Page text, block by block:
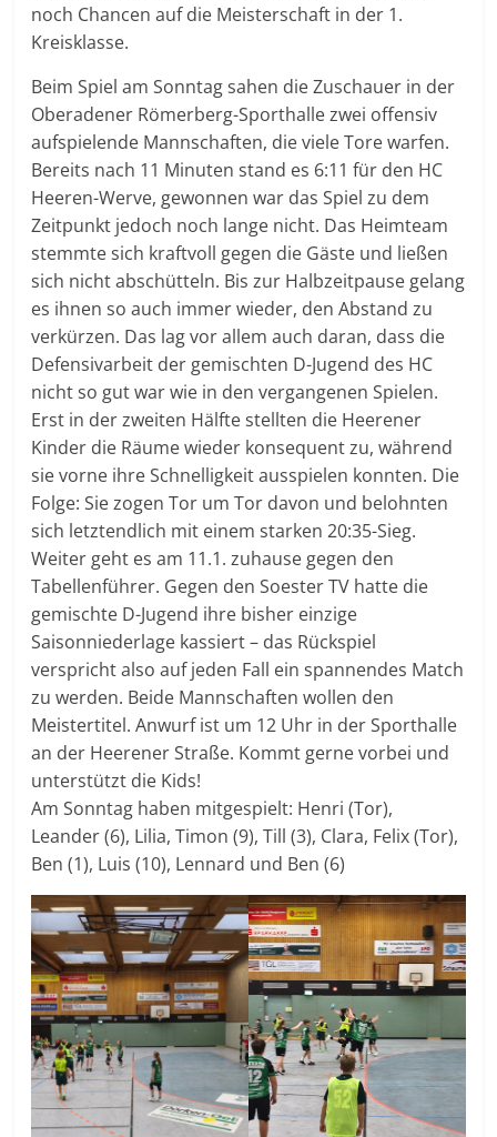
noch Chancen auf die Meisterschaft in der 1.
Kreisklasse.
Beim Spiel am Sonntag sahen die Zuschauer in der
Oberadener Römerberg-Sporthalle zwei offensiv
aufspielende Mannschaften, die viele Tore warfen.
Bereits nach 11 Minuten stand es 6:11 für den HC
Heeren-Werve, gewonnen war das Spiel zu dem
Zeitpunkt jedoch noch lange nicht. Das Heimteam
stemmte sich kraftvoll gegen die Gäste und ließen
sich nicht abschütteln. Bis zur Halbzeitpause gelang
es ihnen so auch immer wieder, den Abstand zu
verkürzen. Das lag vor allem auch daran, dass die
Defensivarbeit der gemischten D-Jugend des HC
nicht so gut war wie in den vergangenen Spielen.
Erst in der zweiten Hälfte stellten die Heerener
Kinder die Räume wieder konsequent zu, während
sie vorne ihre Schnelligkeit ausspielen konnten. Die
Folge: Sie zogen Tor um Tor davon und belohnten
sich letztendlich mit einem starken 20:35-Sieg.
Weiter geht es am 11.1. zuhause gegen den
Tabellenführer. Gegen den Soester TV hatte die
gemischte D-Jugend ihre bisher einzige
Saisonniederlage kassiert – das Rückspiel
verspricht also auf jeden Fall ein spannendes Match
zu werden. Beide Mannschaften wollen den
Meistertitel. Anwurf ist um 12 Uhr in der Sporthalle
an der Heerener Straße. Kommt gerne vorbei und
unterstützt die Kids!
Am Sonntag haben mitgespielt: Henri (Tor),
Leander (6), Lilia, Timon (9), Till (3), Clara, Felix (Tor),
Ben (1), Luis (10), Lennard und Ben (6)